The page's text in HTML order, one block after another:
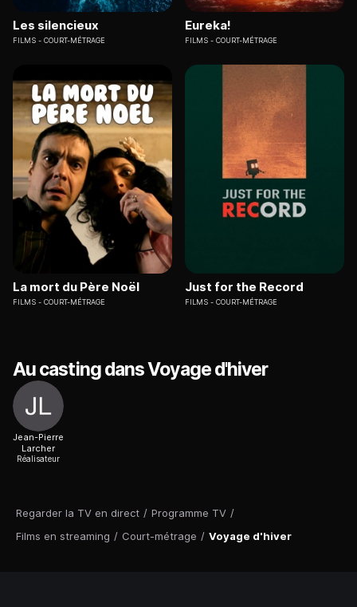
Regarder la TV en direct / Programme TV /
Films en streaming / Court-métrage / Voyage d'hiver
Les silencieux
FILMS COURT-MÉTRAGE
Eureka!
FILMS COURT-MÉTRAGE
La mort du Père Noël
FILMS COURT-MÉTRAGE
Just for the Record
FILMS COURT-MÉTRAGE
Au casting dans Voyage d'hiver
Jean-Pierre
Larcher
Réalisateur